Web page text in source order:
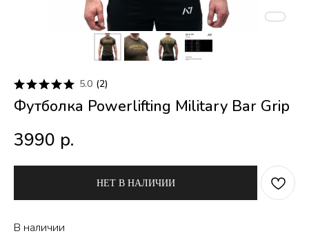
5.0 (2)
Футболка Powerlifting Military Bar Grip
3990 р.
НЕТ В НАЛИЧИИ
В наличии